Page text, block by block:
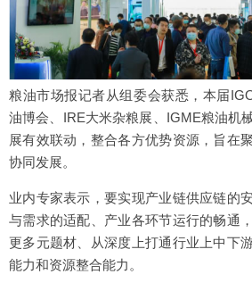
粮油市场报记者从组委会获悉，本届
油博会、IRE大米杂粮展、IGME粮油机
展有效联动，整合各方优势资源，旨在
协同发展。
业内专家表示，要实现产业链供应链的
与需求的适配、产业各环节运行的畅通
更多元题材、从深度上打通行业上中下
能力和资源整合能力。